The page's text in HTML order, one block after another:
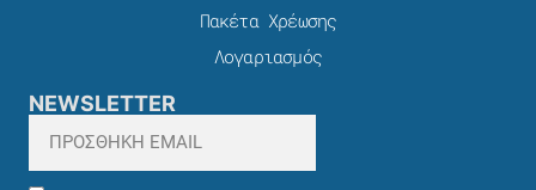
Πακέτα Χρέωσης​
Λογαριασμός
NEWSLETTER